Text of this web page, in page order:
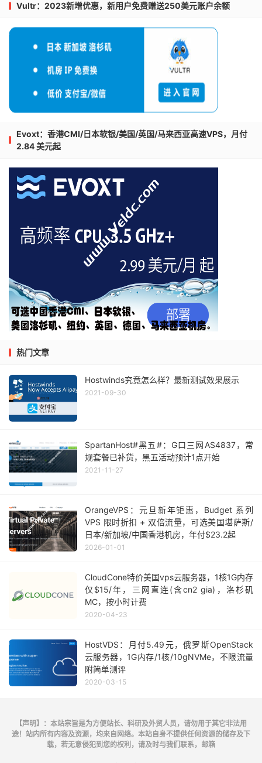
Vultr：2023新增优惠，新用户免费赠送250美元账户余额
Evoxt：香港CMI/日本软银/美国/英国/马来西亚高速VPS，月付
2.84 美元起
热门文章
Hostwinds究竟怎么样？最新测试效果展示
2021-09-30
SpartanHost#黑五#：G口三网AS4837，常
规套餐已补货，黑五活动预计1点开始
2021-11-27
OrangeVPS：元旦新年钜惠，Budget 系列
VPS 限时折扣 + 双倍流量，可选美国堪萨斯/
日本/新加坡/中国香港机房，年付$23.2起
2026-01-01
CloudCone特价美国vps云服务器，1核1G内存
仅$15/年，三网直连(含cn2 gia)，洛杉矶
MC，按小时计费
2020-04-23
HostVDS：月付5.49元，俄罗斯OpenStack
云服务器，1G内存/1核/10gNVMe，不限流量
附简单测评
2020-03-15
【声明】：本站宗旨是为方便站长、科研及外贸人员，请勿用于其它非法用
途！站内所有内容及资源，均来自网络。本站自身不提供任何资源的储存及下
载，若无意侵犯到您的权利，请及时与我们联系，邮箱